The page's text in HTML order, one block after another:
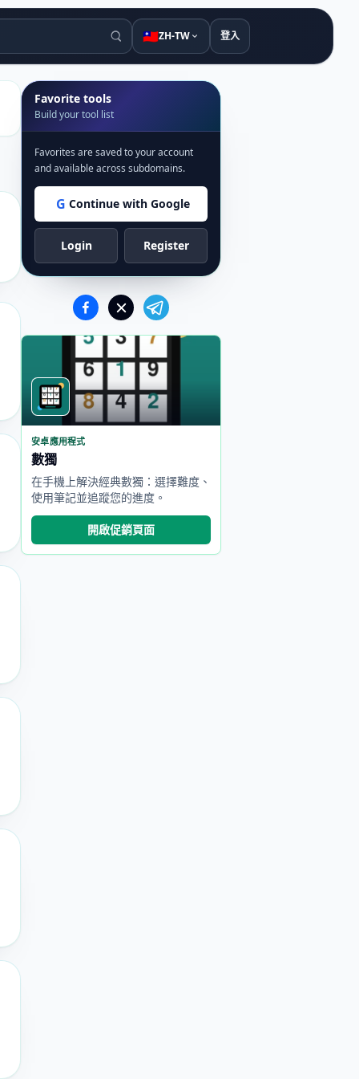
🇹🇼ZH-TW 登入
Favorite tools
Build your tool list
Favorites are saved to your account
and available across subdomains.
G Continue with Google
Login Register
安卓應用程式
數獨
在手機上解決經典數獨：選擇難度、
使用筆記並追蹤您的進度。
開啟促銷頁面